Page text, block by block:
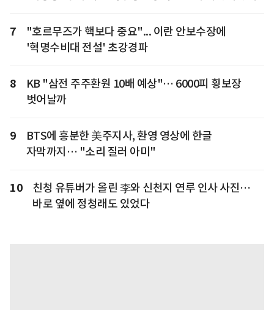
7
"호르무즈가 핵보다 중요"... 이란 안보수장에
'혁명수비대 전설' 초강경파
8
KB "삼전 주주환원 10배 예상"… 6000피 횡보장
벗어날까
9
BTS에 흥분한 美주지사, 환영 영상에 한글
자막까지… "소리 질러 아미"
10
친청 유튜버가 올린 李와 신천지 연루 인사 사진…
바로 옆에 정청래도 있었다